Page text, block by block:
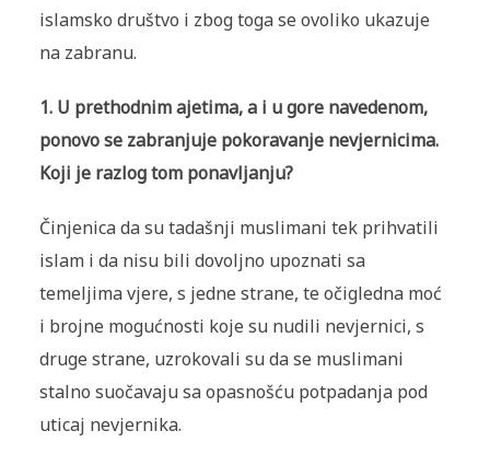
islamsko društvo i zbog toga se ovoliko ukazuje
na zabranu.
1. U prethodnim ajetima, a i u gore navedenom,
ponovo se zabranjuje pokoravanje nevjernicima.
Koji je razlog tom ponavljanju?
Činjenica da su tadašnji muslimani tek prihvatili
islam i da nisu bili dovoljno upoznati sa
temeljima vjere, s jedne strane, te očigledna moć
i brojne mogućnosti koje su nudili nevjernici, s
druge strane, uzrokovali su da se muslimani
stalno suočavaju sa opasnošću potpadanja pod
uticaj nevjernika.